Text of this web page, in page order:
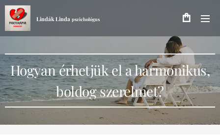
Lindák Linda pszichológus
Hogyan érhetjük el a harmonikus,
boldog szerelmet?